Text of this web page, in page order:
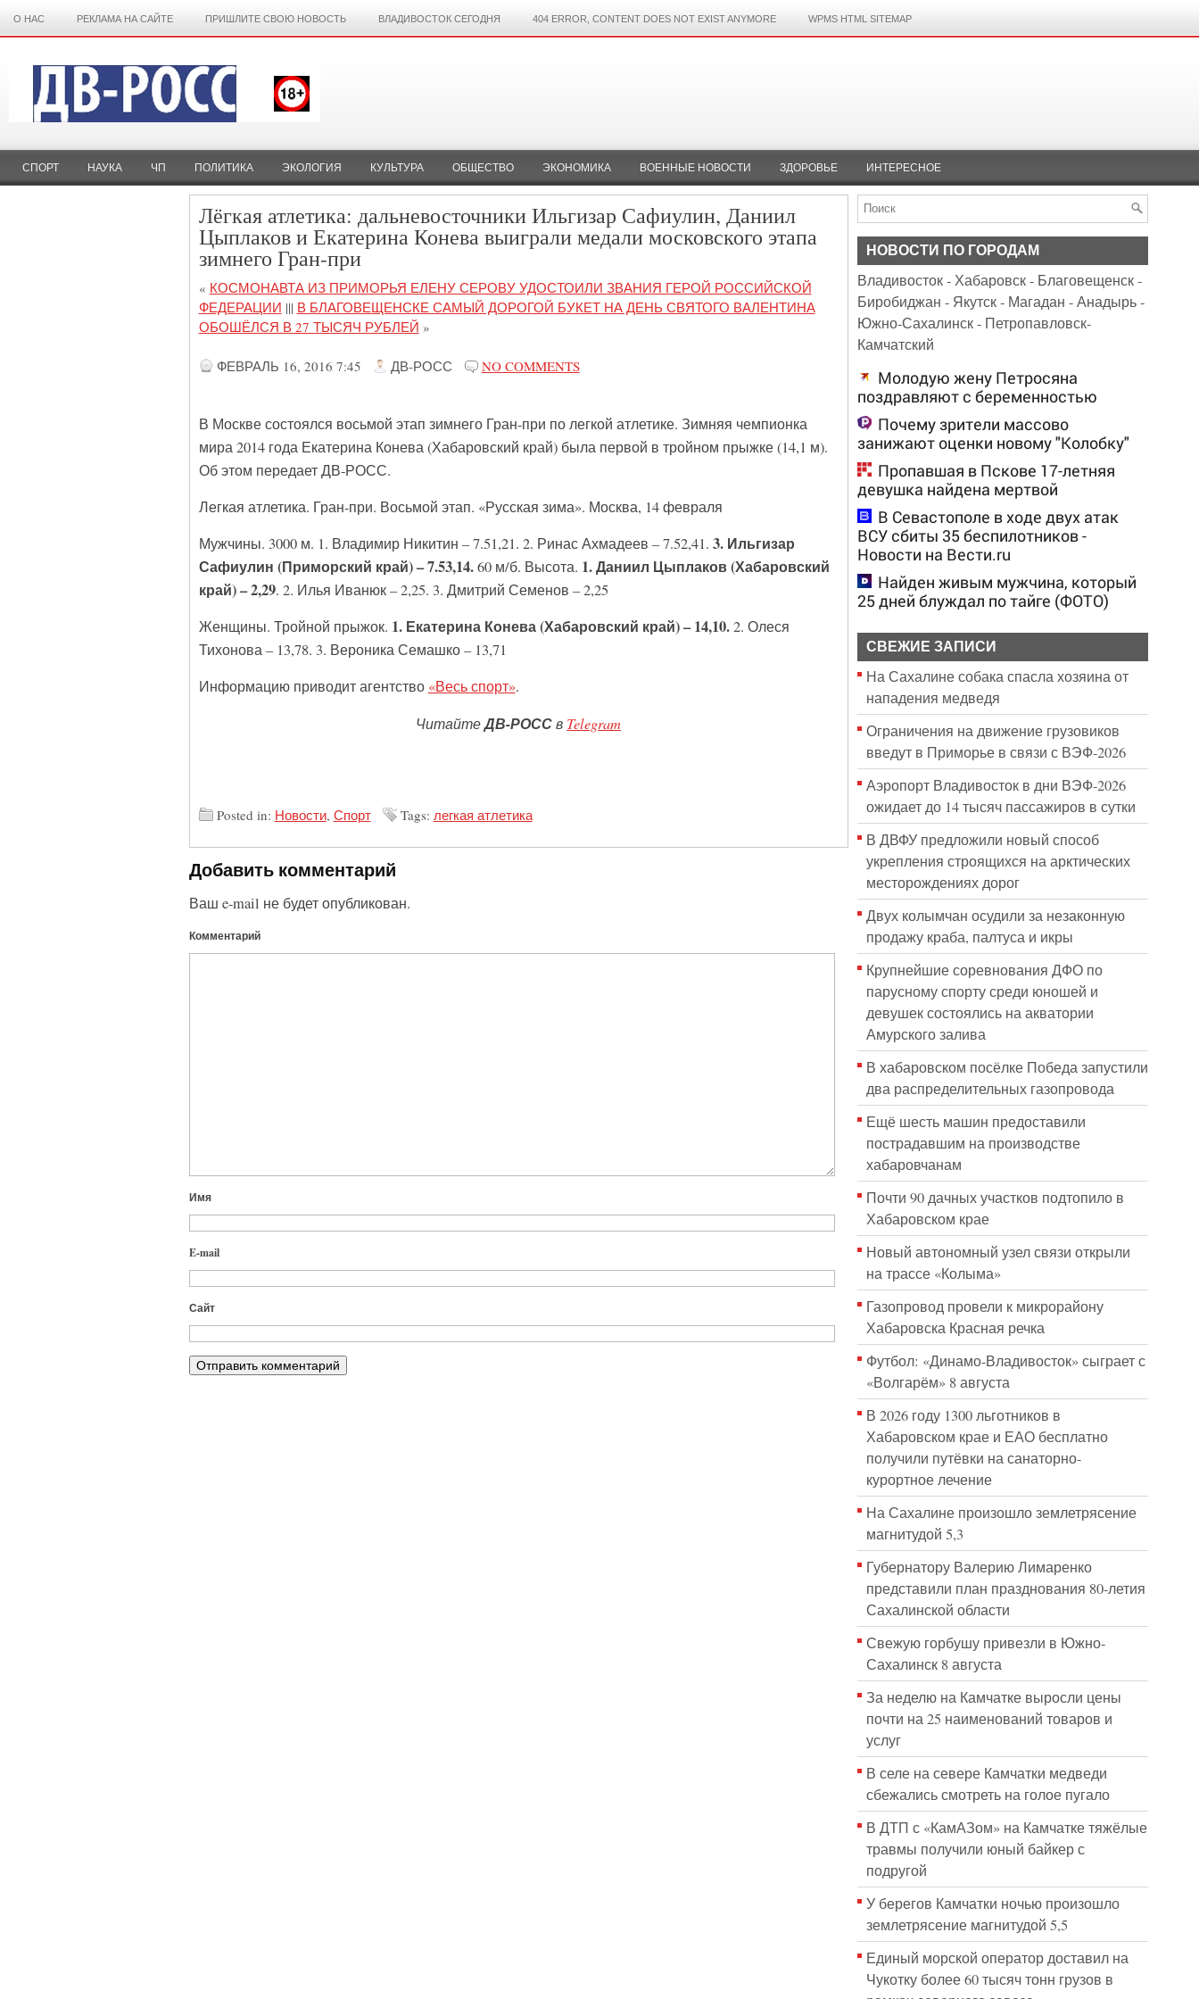
О НАС РЕКЛАМА НА САЙТЕ ПРИШЛИТЕ СВОЮ НОВОСТЬ ВЛАДИВОСТОК СЕГОДНЯ 404 ERROR, CONTENT DOES NOT EXIST ANYMORE WPMS HTML SITEMAP
СПОРТ НАУКА ЧП ПОЛИТИКА ЭКОЛОГИЯ КУЛЬТУРА ОБЩЕСТВО ЭКОНОМИКА ВОЕННЫЕ НОВОСТИ ЗДОРОВЬЕ ИНТЕРЕСНОЕ
Лёгкая атлетика: дальневосточники Ильгизар Сафиулин, Даниил
Цыплаков и Екатерина Конева выиграли медали московского этапа
зимнего Гран-при
« КОСМОНАВТА ИЗ ПРИМОРЬЯ ЕЛЕНУ СЕРОВУ УДОСТОИЛИ ЗВАНИЯ ГЕРОЙ РОССИЙСКОЙ
ФЕДЕРАЦИИ ||| В БЛАГОВЕЩЕНСКЕ САМЫЙ ДОРОГОЙ БУКЕТ НА ДЕНЬ СВЯТОГО ВАЛЕНТИНА
ОБОШЁЛСЯ В 27 ТЫСЯЧ РУБЛЕЙ »
ФЕВРАЛЬ 16, 2016 7:45 ДВ-РОСС NO COMMENTS
В Москве состоялся восьмой этап зимнего Гран-при по легкой атлетике. Зимняя чемпионка
мира 2014 года Екатерина Конева (Хабаровский край) была первой в тройном прыжке (14,1 м).
Об этом передает ДВ-РОСС.
Легкая атлетика. Гран-при. Восьмой этап. «Русская зима». Москва, 14 февраля
Мужчины. 3000 м. 1. Владимир Никитин – 7.51,21. 2. Ринас Ахмадеев – 7.52,41. 3. Ильгизар
Сафиулин (Приморский край) – 7.53,14.60 м/б. Высота. 1. Даниил Цыплаков (Хабаровский
край) – 2,29. 2. Илья Иванюк – 2,25. 3. Дмитрий Семенов – 2,25
Женщины. Тройной прыжок. 1. Екатерина Конева (Хабаровский край) – 14,10.2. Олеся
Тихонова – 13,78. 3. Вероника Семашко – 13,71
Информацию приводит агентство «Весь спорт».
ЧитайтеДВ-РОССв Telegram
Posted in: Новости, Спорт Tags: легкая атлетика
Добавить комментарий
Ваш e-mail не будет опубликован.
Комментарий
Имя
E-mail
Сайт
НОВОСТИ ПО ГОРОДАМ
Владивосток-Хабаровск- Благовещенск-
Биробиджан - Якутск- Магадан -Анадырь-
Южно-Сахалинск- Петропавловск-
Камчатский
Молодую жену Петросяна
поздравляют с беременностью
Почему зрители массово
занижают оценки новому "Колобку"
Пропавшая в Пскове 17-летняя
девушка найдена мертвой
В Севастополе в ходе двух атак
ВСУ сбиты 35 беспилотников -
Новости на Вести.ru
Найден живым мужчина, который
25 дней блуждал по тайге (ФОТО)
СВЕЖИЕ ЗАПИСИ
На Сахалине собака спасла хозяина от
нападения медведя
Ограничения на движение грузовиков
введут в Приморье в связи с ВЭФ-2026
Аэропорт Владивосток в дни ВЭФ-2026
ожидает до 14 тысяч пассажиров в сутки
В ДВФУ предложили новый способ
укрепления строящихся на арктических
месторождениях дорог
Двух колымчан осудили за незаконную
продажу краба, палтуса и икры
Крупнейшие соревнования ДФО по
парусному спорту среди юношей и
девушек состоялись на акватории
Амурского залива
В хабаровском посёлке Победа запустили
два распределительных газопровода
Ещё шесть машин предоставили
пострадавшим на производстве
хабаровчанам
Почти 90 дачных участков подтопило в
Хабаровском крае
Новый автономный узел связи открыли
на трассе «Колыма»
Газопровод провели к микрорайону
Хабаровска Красная речка
Футбол: «Динамо-Владивосток» сыграет с
«Волгарём» 8 августа
В 2026 году 1300 льготников в
Хабаровском крае и ЕАО бесплатно
получили путёвки на санаторно-
курортное лечение
На Сахалине произошло землетрясение
магнитудой 5,3
Губернатору Валерию Лимаренко
представили план празднования 80-летия
Сахалинской области
Свежую горбушу привезли в Южно-
Сахалинск 8 августа
За неделю на Камчатке выросли цены
почти на 25 наименований товаров и
услуг
В селе на севере Камчатки медведи
сбежались смотреть на голое пугало
В ДТП с «КамАЗом» на Камчатке тяжёлые
травмы получили юный байкер с
подругой
У берегов Камчатки ночью произошло
землетрясение магнитудой 5,5
Единый морской оператор доставил на
Чукотку более 60 тысяч тонн грузов в